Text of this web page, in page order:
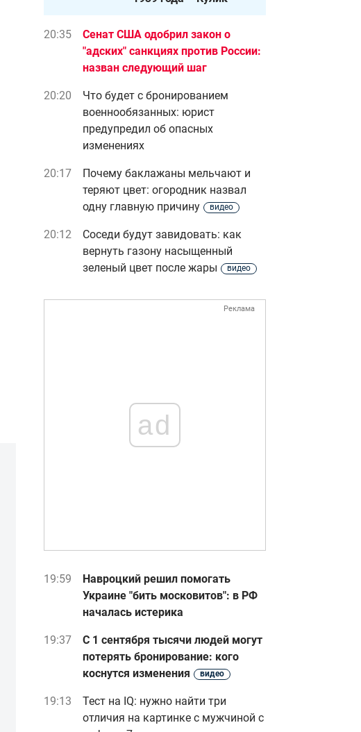
20:35
Сенат США одобрил закон о
"адских" санкциях против России:
назван следующий шаг
20:20
Что будет с бронированием
военнообязанных: юрист
предупредил об опасных
изменениях
20:17
Почему баклажаны мельчают и
теряют цвет: огородник назвал
одну главную причину
видео
20:12
Соседи будут завидовать: как
вернуть газону насыщенный
зеленый цвет после жары
видео
Реклама
ad
19:59
Навроцкий решил помогать
Украине "бить московитов": в РФ
началась истерика
19:37
С 1 сентября тысячи людей могут
потерять бронирование: кого
коснутся изменения
видео
19:13
Тест на IQ: нужно найти три
отличия на картинке с мужчиной с